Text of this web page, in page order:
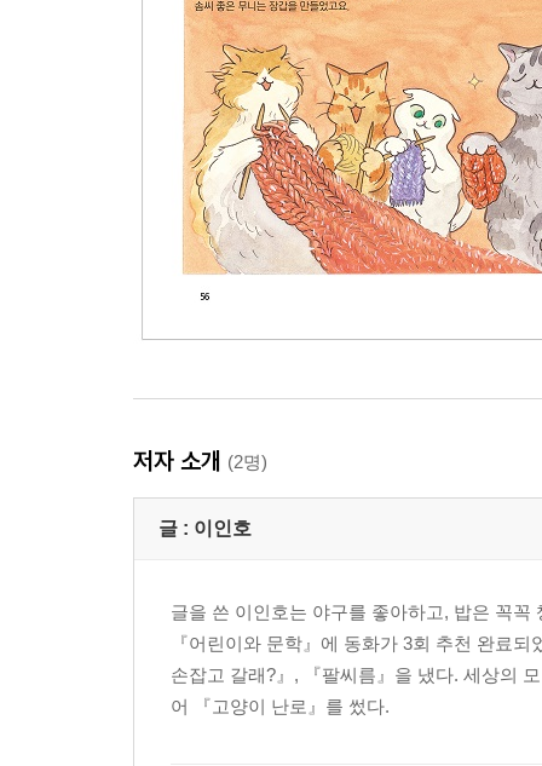
저자 소개 (2명)
글 : 이인호
글을 쓴 이인호는 야구를 좋아하고, 밥은 꼭
『어린이와 문학』에 동화가 3회 추천 완료
손잡고 갈래?』, 『팔씨름』을 냈다. 세상의
어 『고양이 난로』를 썼다.